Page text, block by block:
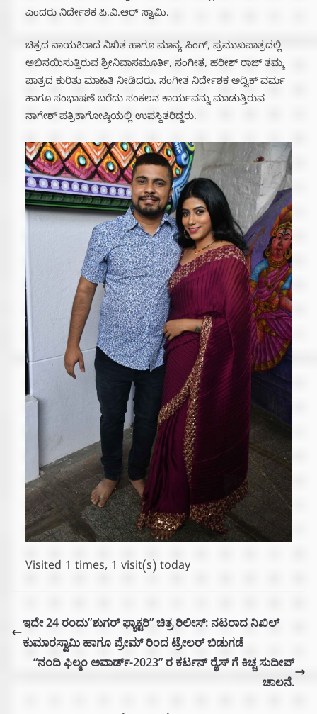
ಎಂದರು ನಿರ್ದೇಶಕ ಪಿ.ವಿ.ಆರ್ ಸ್ವಾಮಿ.
ಚಿತ್ರದ ನಾಯಕಿರಾದ ನಿಖಿತ ಹಾಗೂ ಮಾನ್ಯ ಸಿಂಗ್, ಪ್ರಮುಖಪಾತ್ರದಲ್ಲಿ
ಅಭಿನಯಿಸುತ್ತಿರುವ ಶ್ರೀನಿವಾಸಮೂರ್ತಿ, ಸಂಗೀತ, ಹರೀಶ್ ರಾಜ್ ತಮ್ಮ
ಪಾತ್ರದ ಕುರಿತು ಮಾಹಿತಿ ನೀಡಿದರು. ಸಂಗೀತ ನಿರ್ದೇಶಕ ಅದ್ವಿಕ್ ವರ್ಮ
ಹಾಗೂ ಸಂಭಾಷಣೆ ಬರೆದು ಸಂಕಲನ ಕಾರ್ಯವನ್ನು ಮಾಡುತ್ತಿರುವ
ನಾಗೇಶ್ ಪತ್ರಿಕಾಗೋಷ್ಠಿಯಲ್ಲಿ ಉಪಸ್ಥಿತರಿದ್ದರು.
Visited 1 times, 1 visit(s) today
ಇದೇ 24 ರಂದು”ಶುಗರ್ ಫ್ಯಾಕ್ಟರಿ” ಚಿತ್ರ ರಿಲೀಸ್: ನಟರಾದ ನಿಖಿಲ್
ಕುಮಾರಸ್ವಾಮಿ ಹಾಗೂ ಪ್ರೇಮ್ ರಿಂದ ಟ್ರೇಲರ್ ಬಿಡುಗಡೆ
“ನಂದಿ ಫಿಲ್ಮಂ ಅವಾರ್ಡ್-2023” ರ ಕರ್ಟನ್ ರೈಸ್ ಗೆ ಕಿಚ್ಚ ಸುದೀಪ್
ಚಾಲನೆ.